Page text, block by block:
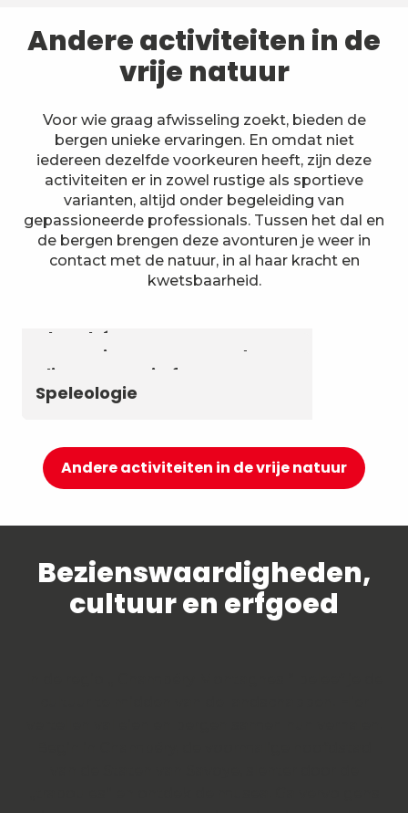
Andere activiteiten in de
vrije natuur
Voor wie graag afwisseling zoekt, bieden de
bergen unieke ervaringen. En omdat niet
iedereen dezelfde voorkeuren heeft, zijn deze
activiteiten er in zowel rustige als sportieve
varianten, altijd onder begeleiding van
gepassioneerde professionals. Tussen het dal en
de bergen brengen deze avonturen je weer in
contact met de natuur, in al haar kracht en
kwetsbaarheid.
Chambéry Montagnes
Canyoning en aquarando
Klimmen en via ferrata
Speleologie
Andere activiteiten in de vrije natuur
Bezienswaardigheden,
cultuur en erfgoed